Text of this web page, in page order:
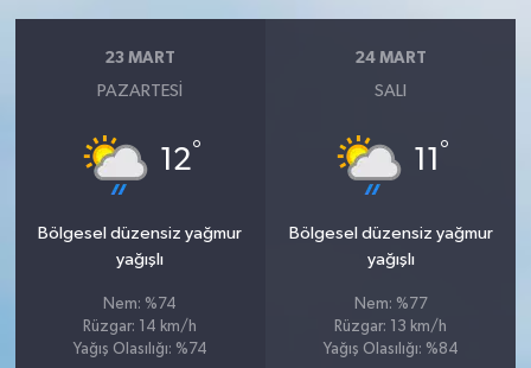
23 MART
PAZARTESI
12°
Bölgesel düzensiz yağmur
yağışlı
Nem: %74
Rüzgar: 14 km/h
Yağış Olasılığı: %74
24 MART
SALI
11 °
Bölgesel düzensiz yağmur
yağışlı
Nem: %77
Rüzgar: 13 km/h
Yağış Olasılığı: %84